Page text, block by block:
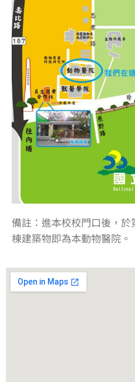
備註： 進本校校門口後，於
棟建築物即為本動物醫院。